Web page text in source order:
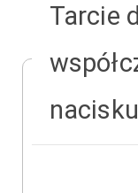
Tarcie
nacisku